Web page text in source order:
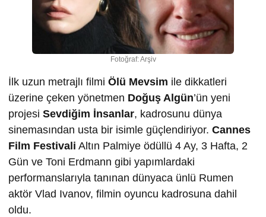
Fotoğraf: Arşiv
İlk uzun metrajlı filmi Ölü Mevsim ile dikkatleri
üzerine çeken yönetmen Doğuş Algün’ün yeni
projesi Sevdiğim İnsanlar, kadrosunu dünya
sinemasından usta bir isimle güçlendiriyor. Cannes
Film Festivali Altın Palmiye ödüllü 4 Ay, 3 Hafta, 2
Gün ve Toni Erdmann gibi yapımlardaki
performanslarıyla tanınan dünyaca ünlü Rumen
aktör Vlad Ivanov, filmin oyuncu kadrosuna dahil
oldu.